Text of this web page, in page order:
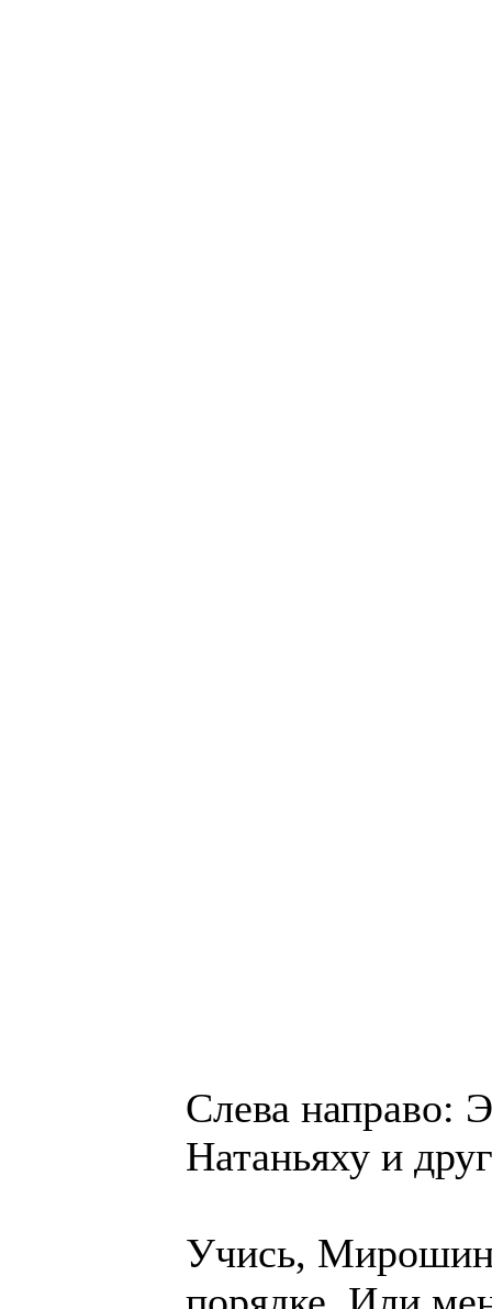
Слева направо:
Натаньяху и
Учись,